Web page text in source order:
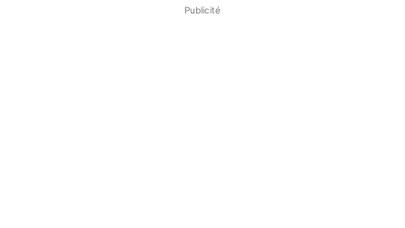
Publicité